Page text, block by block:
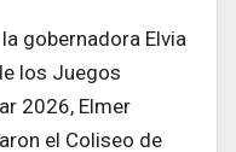
gobernadora Elvia
los Juegos
2026, Elmer
el Coliseo de